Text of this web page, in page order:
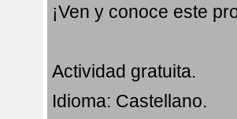
¡Ven y conoce este
Actividad gratuita.
Idioma: Castellano.